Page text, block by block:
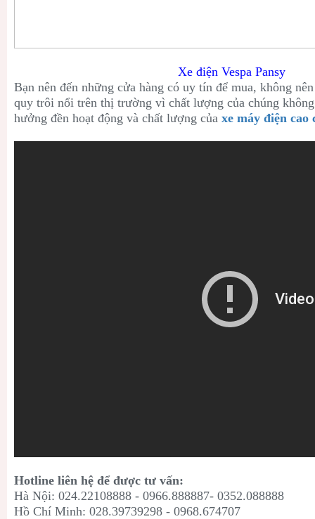
Xe điện Vespa Pansy
Bạn nên đến những cửa hàng có uy tín để mua, không
quy trôi nổi trên thị trường vì chất lượng của chúng
hưởng đền hoạt động và chất lượng của xe máy điện cao
Hotline liên hệ để được tư vấn:
Hà Nội: 024.22108888 - 0966.888887- 0352.088888
Hồ Chí Minh: 028.39739298 - 0968.674707